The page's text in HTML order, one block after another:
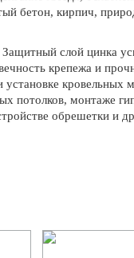
бетон, кирпич,
слой цинка
крепежа и
кровельных
потолков, монтаже
обрешетки и